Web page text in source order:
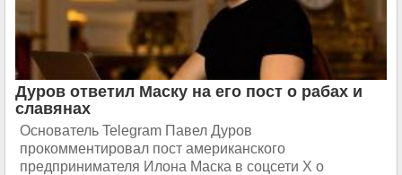
Дуров ответил Маску на его пост о рабах и
славянах
Основатель Telegram Павел Дуров
прокомментировал пост американского
предпринимателя Илона Маска в соцсети X о